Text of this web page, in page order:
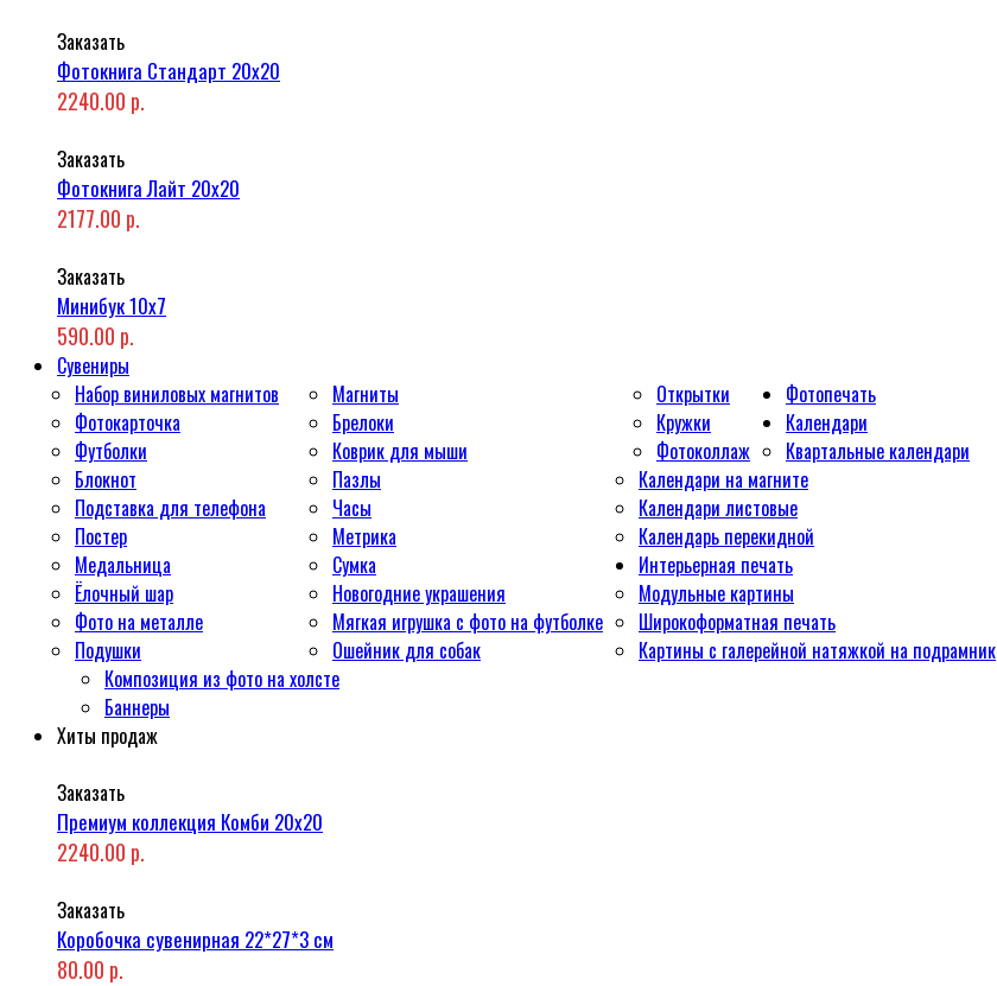
Заказать
Фотокнига Стандарт 20x20
2240.00 р.
Заказать
Фотокнига Лайт 20x20
2177.00 р.
Заказать
Минибук 10х7
590.00 р.
Сувениры
Набор виниловых магнитов
Фотокарточка
Футболки
Блокнот
Подставка для телефона
Постер
Медальница
Ёлочный шар
Фото на металле
Подушки
Магниты
Брелоки
Коврик для мыши
Пазлы
Часы
Метрика
Сумка
Новогодние украшения
Мягкая игрушка с фото на футболке
Ошейник для собак
Открытки
Кружки
Фотоколлаж
Фотопечать
Календари
Квартальные календари
Календари на магните
Календари листовые
Календарь перекидной
Интерьерная печать
Модульные картины
Широкоформатная печать
Картины с галерейной натяжкой на подрамник
Композиция из фото на холсте
Баннеры
Хиты продаж
Заказать
Премиум коллекция Комби 20x20
2240.00 р.
Заказать
Коробочка сувенирная 22*27*3 см
80.00 р.